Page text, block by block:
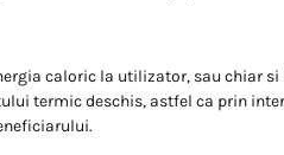
caloric la utilizator, sau chiar si
termic deschis, astfel ca prin